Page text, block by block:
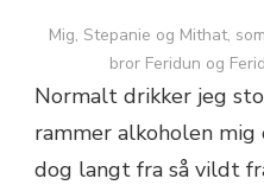
Mig, Stepanie og Mithat,
bror Feridun og
Normalt drikker jeg
rammer alkoholen
dog langt fra så vildt